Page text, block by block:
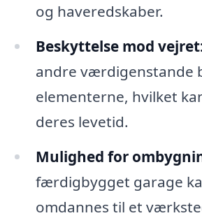
og haveredskaber.
Beskyttelse mod
andre værdigenstande
elementerne, hvilket
deres levetid.
Mulighed for
færdigbygget garage
omdannes til et